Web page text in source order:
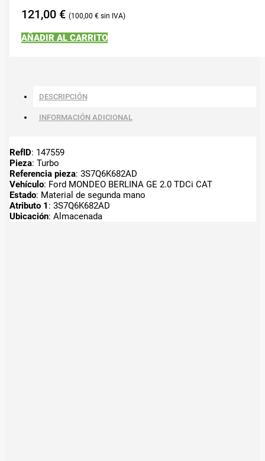
121,00 € 100,00 €
AÑADIR AL CARRITO
DESCRIPCIÓN
INFORMACIÓN ADICIONAL
RefID: 147559
Pieza: Turbo
Referencia pieza: 3S7Q6K682AD
Vehículo: Ford MONDEO BERLINA GE 2.0 TDCi CAT
Estado: Material de segunda mano
Atributo 1 : 3S7Q6K682AD
Ubicación: Almacenada